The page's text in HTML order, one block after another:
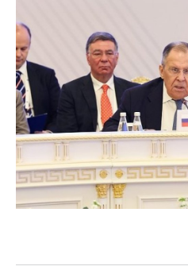
НЕФТЬ
ОПК
ЭНЕРГЕТИКА
РОЗНИЧНАЯ ТОРГОВЛЯ
ТРАНСПОРТ
УСЛУГИ
НОВОСТИ ТЕХНОЛОГИЙ
IT
МЕДИА
ТЕЛЕКОММУНИКАЦИИ
МЕРОПРИЯТИЯ
НОВОСТИ МЕРОПРИЯТИЙ
ВЫЕЗДНАЯ РЕДАКЦИЯ
БИЗНЕС-БРАНЧИ
ONLINE-КОНФЕРЕНЦИИ
ОТКРЫТАЯ ЛЕКЦИЯ
СПОРТ
НОВОСТИ СПОРТА
ФУТБОЛ
ХОККЕЙ
БАСКЕТБОЛ
ОБЩЕСТВО
НОВОСТИ ОБЩЕСТВА
ВЛАСТЬ
ИНФРАСТРУКТУРА
ФОТОГАЛЕРЕЯ
СЮЖЕТЫ
СПРАВОЧНИК